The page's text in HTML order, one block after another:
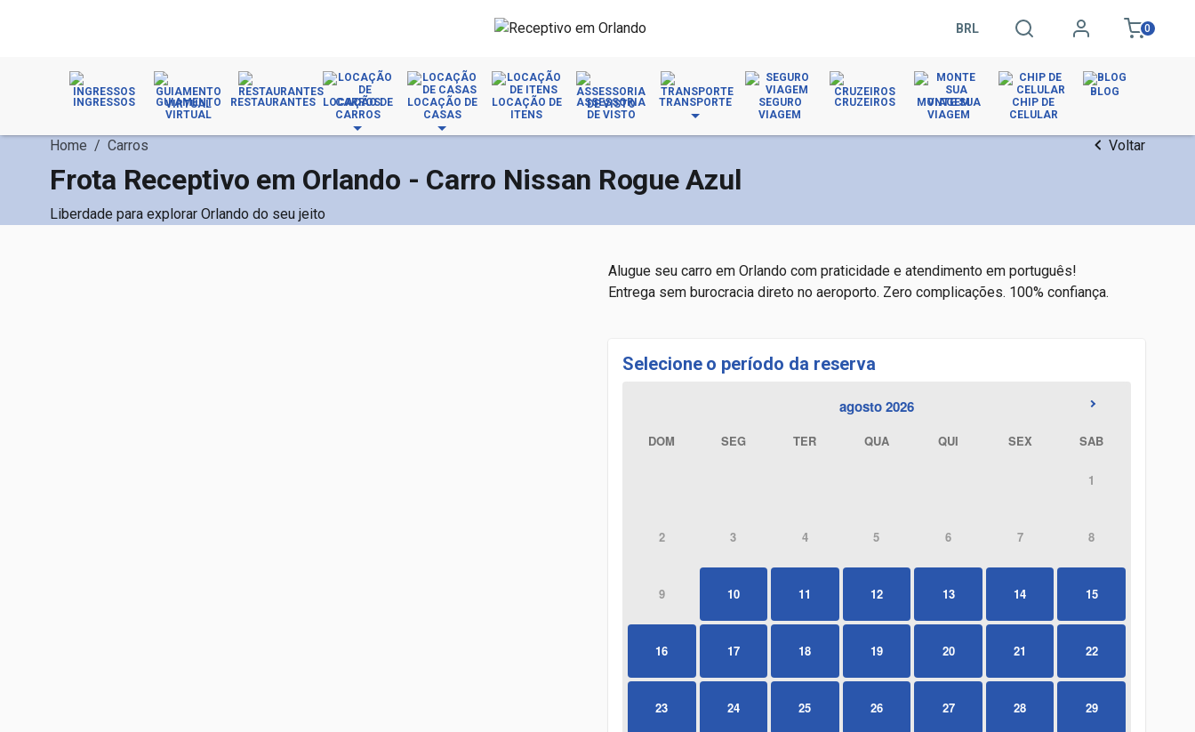
BRL 0
INGRESSOS
GUIAMENTO
VIRTUAL
RESTAURANTES
LOCAÇÃO DE
CARROS
LOCAÇÃO DE
CASAS
LOCAÇÃO DE
ITENS
ASSESSORIA
DE VISTO
TRANSPORTE
SEGURO
VIAGEM
CRUZEIROS
MONTE SUA
VIAGEM
CHIP DE
CELULAR
BLOG
Home / Carros Voltar
Frota Receptivo em Orlando - Carro Nissan Rogue Azul
Liberdade para explorar Orlando do seu jeito
Alugue seu carro em Orlando com praticidade e atendimento em português!
Entrega sem burocracia direto no aeroporto. Zero complicações. 100% confiança.
Selecione o período da reserva
agosto 2026
DOM SEG TER QUA QUI SEX SAB
1
2 3 4 5 6 7 8
9 10 11 12 13 14 15
16 17 18 19 20 21 22
23 24 25 26 27 28 29